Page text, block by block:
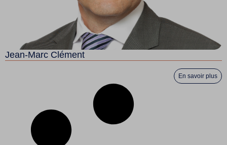
Jean-Marc Clément
En savoir plus